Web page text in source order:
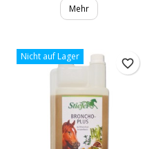
Mehr
Nicht auf Lager
favorite_border